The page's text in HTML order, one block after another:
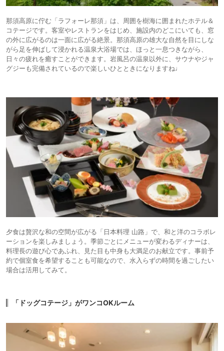
那須高原に佇む「ラフォーレ那須」は、周囲を樹海に囲まれたホテル＆
コテージです。客室やレストランをはじめ、施設内のどこにいても、窓
の外に広がるのは一面に広がる絶景。那須高原の雄大な自然を目にしな
がら足を伸ばして浸かれる温泉大浴場では、ほっと一息つきながら、
日々の疲れを癒すことができます。岩風呂の温泉以外に、サウナやジャ
グジーも完備されているので楽しいひとときになりますね♩
夕食は贅沢な和の空間が広がる「日本料理 山路」で、和と洋のコラボレ
ーションを楽しみましょう。季節ごとにメニューが変わるディナーは、
料理長の遊び心であふれ、見た目も中身も大満足のお献立です。事前予
約で個室食を希望することも可能なので、水入らずの時間を過ごしたい
場合は活用してみて。
「ドッグコテージ」がワンコOKルーム